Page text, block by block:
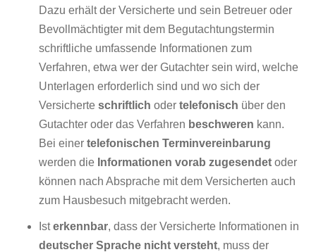
Dazu erhält der Versicherte und sein Betreuer oder
Bevollmächtigter mit dem Begutachtungstermin
schriftliche umfassende Informationen zum
Verfahren, etwa wer der Gutachter sein wird, welche
Unterlagen erforderlich sind und wo sich der
Versicherte schriftlich oder telefonisch über den
Gutachter oder das Verfahren beschweren kann.
Bei einer telefonischen Terminvereinbarung
werden die Informationen vorab zugesendet oder
können nach Absprache mit dem Versicherten auch
zum Hausbesuch mitgebracht werden.
Isterkennbar, dass der Versicherte Informationen in
deutscher Sprache nicht versteht, muss der